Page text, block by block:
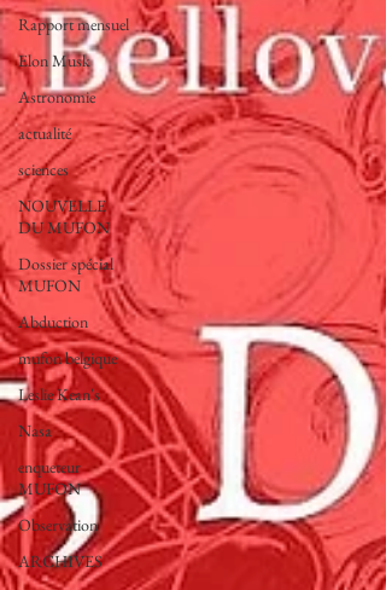
Rapport mensuel
Elon Musk
Astronomie
actualité
sciences
NOUVELLE
DU MUFON
Dossier spécial
MUFON
Abduction
mufon belgique
Leslie Kean's
Nasa
enqueteur
MUFON
Observation
ARCHIVES